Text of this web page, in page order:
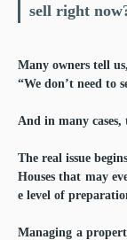
sell right
Many owners tell us,
“We don’t need to
And in many cases,
The real issue
Houses that may
e level of
Managing a